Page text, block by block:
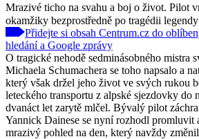
Mrazivé ticho na svahu a boj o život. Pilot
okamžiky bezprostředně po tragédii legendy
Přidejte si obsah Centrum.cz do
hledání a Google zprávy
O tragické nehodě sedminásobného mistra
Michaela Schumachera se toho napsalo a
který však držel jeho život ve svých rukou
leteckého transportu z alpské sjezdovky do
dvanáct let zarytě mlčel. Bývalý pilot
Yannick Dainese se nyní rozhodl promluvit
mrazivý pohled na den, který navždy